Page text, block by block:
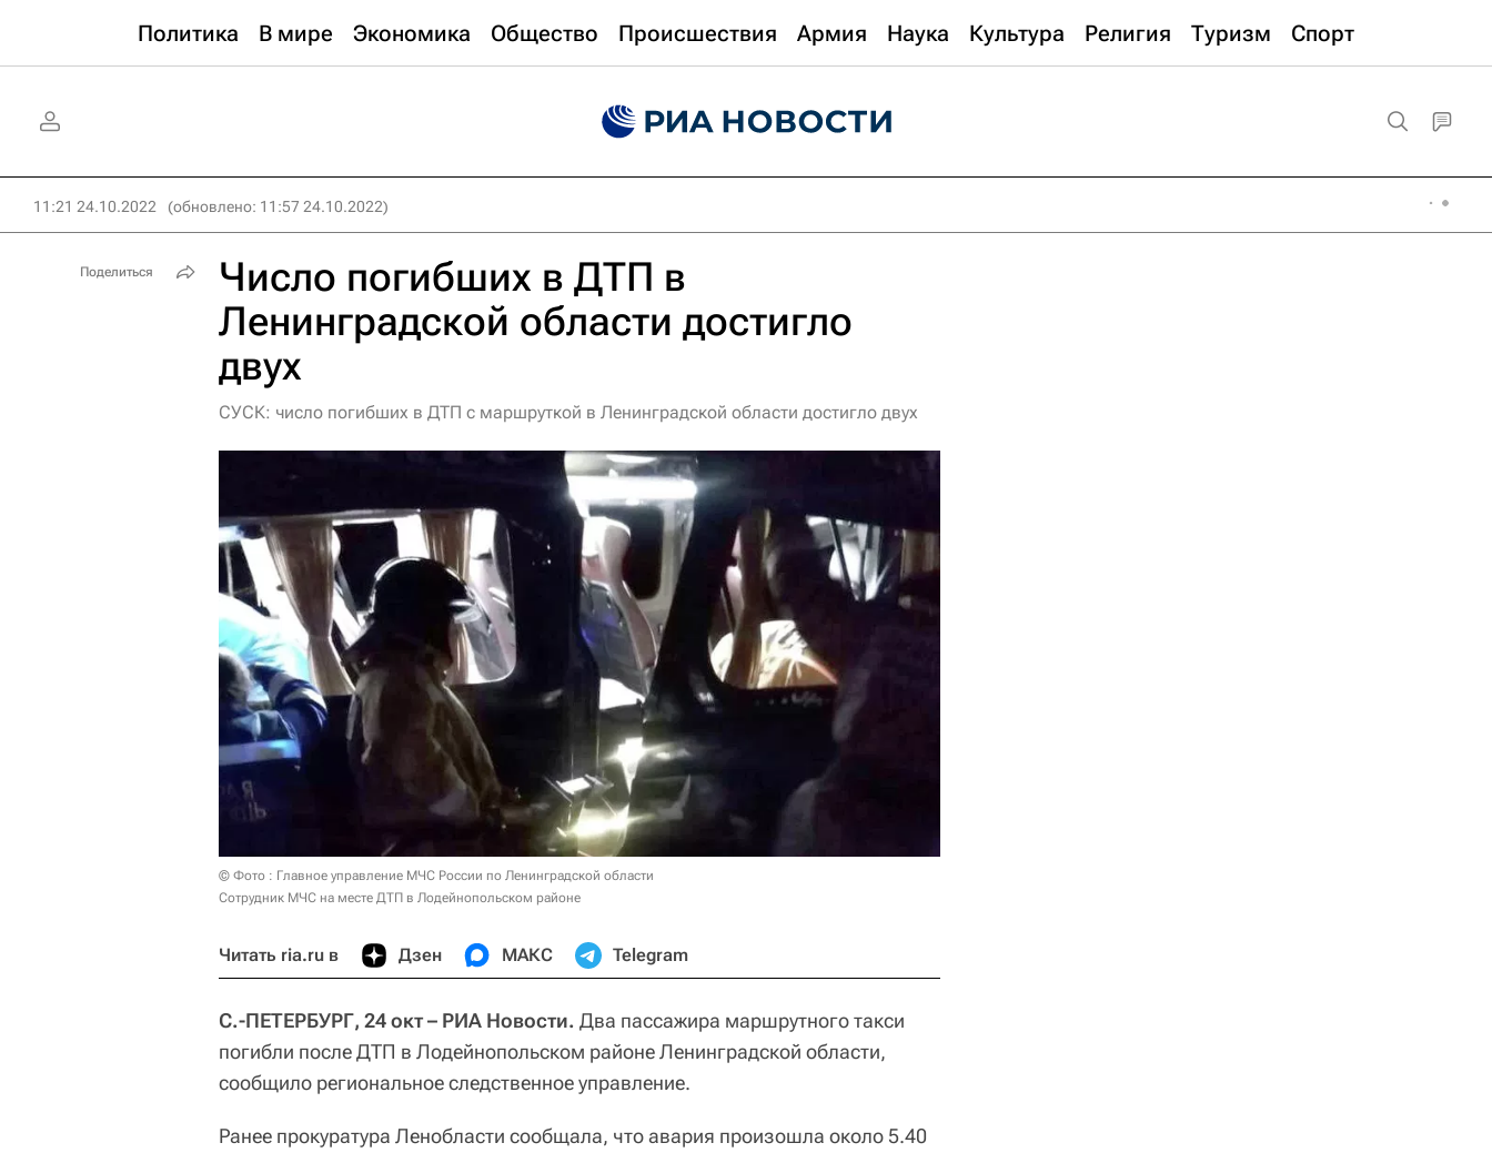
Политика В мире Экономика Общество Происшествия Армия Наука Культура Религия Туризм Спорт
11:21 24.10.2022 (обновлено: 11:57 24.10.2022)
Число погибших в ДТП в
Ленинградской области достигло
двух
СУСК: число погибших в ДТП с маршруткой в Ленинградской области достигло двух
© Фото : Главное управление МЧС России по Ленинградской области
Сотрудник МЧС на месте ДТП в Лодейнопольском районе
Читать ria.ru в Дзен МАКС Telegram
С.-ПЕТЕРБУРГ, 24 окт – РИА Новости. Два пассажира маршрутного такси
погибли после ДТП в Лодейнопольском районе Ленинградской области,
сообщило региональное следственное управление.
Ранее прокуратура Ленобласти сообщала, что авария произошла около 5.40
Поделиться